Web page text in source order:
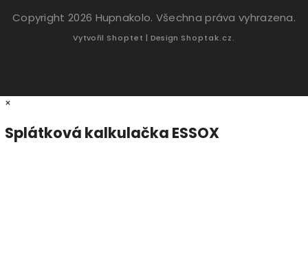
Copyright 2026 Hupnakolo. Všechna práva vyhrazena.
Vytvořil Shoptet | Design Shoptak.cz.
×
Splátková kalkulačka ESSOX